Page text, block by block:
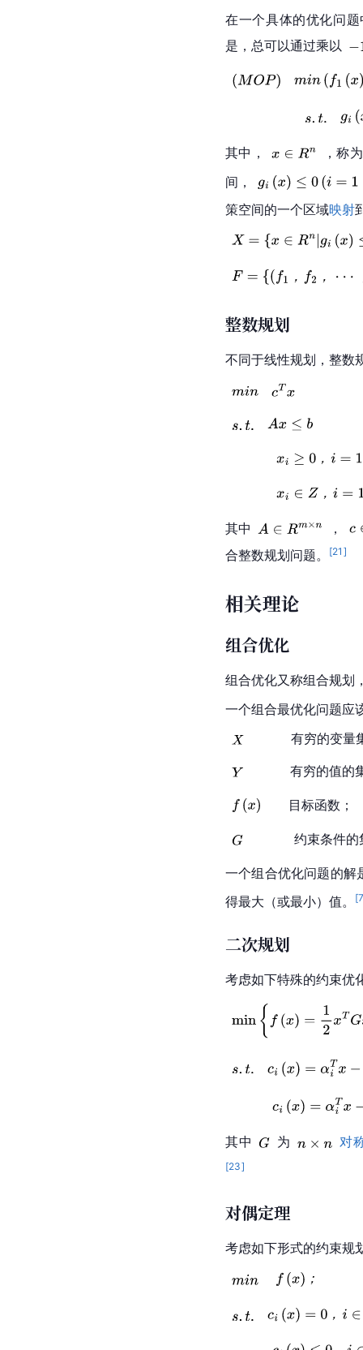
在一个具体的优化问
是，总可以通过乘以
其中，
，称
间，
策空间的一个区域映射
整数规划
不同于线性规划 ，整
其中
，
合整数规划问题。
[21 ]
相关理论
组合优化
组合优化又称组合规划
一个组合最优化问题应
有穷的变
有穷的值
     目标函数；
约束条件
一个组合优化问题的解
得最大（或最小）值。
[
二次规划
考虑如下特殊的约束优
其中 为 对
[23]
对偶定理
考虑如下形式的约束规